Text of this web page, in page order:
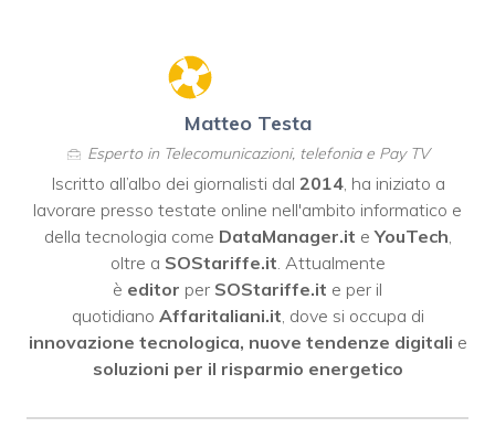
Matteo Testa
Esperto in Telecomunicazioni, telefonia e Pay TV
Iscritto all’albo dei giornalisti dal 2014, ha iniziato a
lavorare presso testate online nell'ambito informatico e
della tecnologia come DataManager.it eYouTech,
oltre a SOStariffe.it. Attualmente
è editor per SOStariffe.it e per il
quotidiano Affaritaliani.it, dove si occupa di
innovazione tecnologica, nuove tendenze digitali e
soluzioni per il risparmio energetico